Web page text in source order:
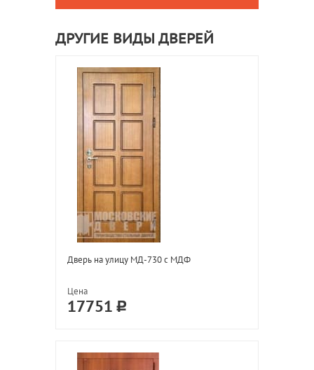
ДРУГИЕ ВИДЫ ДВЕРЕЙ
Дверь на улицу МД-730 с МДФ
Цена
17751